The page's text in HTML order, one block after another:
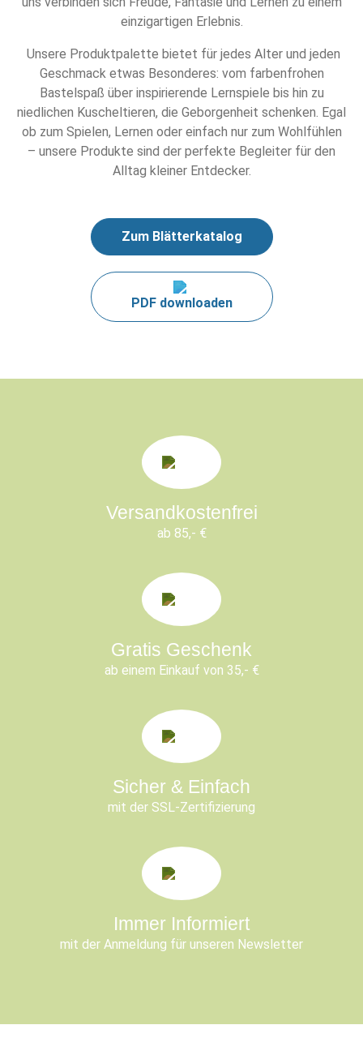
einzigartigen Erlebnis.
Unsere Produktpalette bietet für jedes Alter und jeden
Geschmack etwas Besonderes: vom farbenfrohen
Bastelspaß über inspirierende Lernspiele bis hin zu
niedlichen Kuscheltieren, die Geborgenheit schenken. Egal
ob zum Spielen, Lernen oder einfach nur zum Wohlfühlen
– unsere Produkte sind der perfekte Begleiter für den
Alltag kleiner Entdecker.
Zum Blätterkatalog
PDF downloaden
Versandkostenfrei
ab 85,- €
Gratis Geschenk
ab einem Einkauf von 35,- €
Sicher & Einfach
mit der SSL-Zertifizierung
Immer Informiert
mit der Anmeldung für unseren Newsletter